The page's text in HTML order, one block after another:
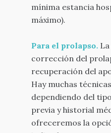
mínima estancia
máximo).
Para el prolapso.
corrección del
recuperación del
Hay muchas
dependiendo del
previa y historial
ofreceremos la